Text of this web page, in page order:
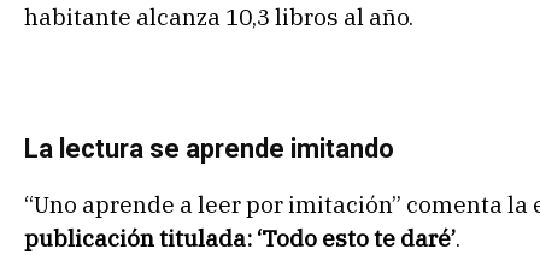
habitante alcanza 10,3 libros al año.
La lectura se aprende imitando
“Uno aprende a leer por imitación” comenta
publicación titulada: ‘Todo esto te daré’.